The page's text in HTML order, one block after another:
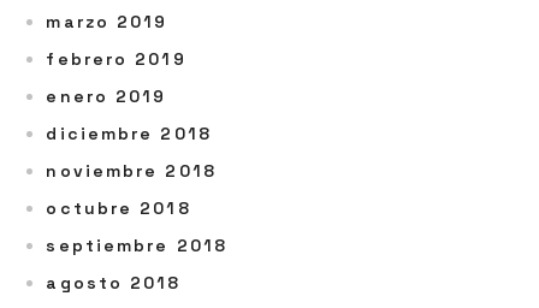
marzo 2019
febrero 2019
enero 2019
diciembre 2018
noviembre 2018
octubre 2018
septiembre 2018
agosto 2018